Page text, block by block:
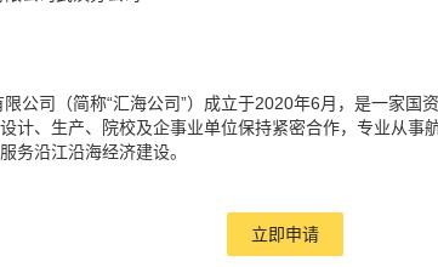
公司（简称“汇海公司”）成立于2020年6月，是一家国
计、生产、院校及企事业单位保持紧密合作，专业从事
务沿江沿海经济建设。
立即申请